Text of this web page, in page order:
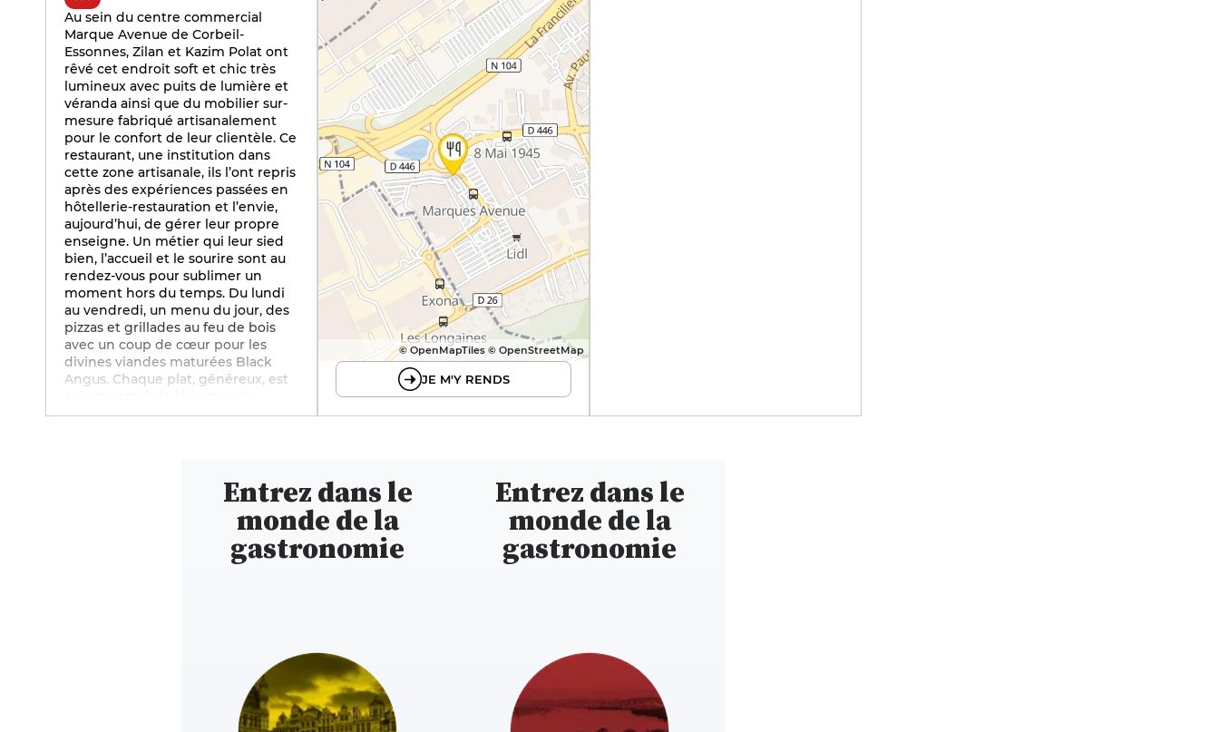
Au sein du centre commercial
Marque Avenue de Corbeil-
Essonnes, Zilan et Kazim Polat ont
rêvé cet endroit soft et chic très
lumineux avec puits de lumière et
véranda ainsi que du mobilier sur-
mesure fabriqué artisanalement
pour le confort de leur clientèle. Ce
restaurant, une institution dans
cette zone artisanale, ils l’ont repris
après des expériences passées en
hôtellerie-restauration et l’envie,
aujourd’hui, de gérer leur propre
enseigne. Un métier qui leur sied
bien, l’accueil et le sourire sont au
rendez-vous pour sublimer un
moment hors du temps. Du lundi
au vendredi, un menu du jour, des
pizzas et grillades au feu de bois
avec un coup de cœur pour les
divines viandes maturées Black
Angus. Chaque plat, généreux, est
saison, de frites maison, de riz ou
parking gratuit. La véranda, fleurie
avec goût, vous transporte loin du
tumulte de la ville pour une pause
zen et paisible. Un établissement à
suivre sur les réseaux sociaux :
Instagram (@lebalthazar91).
© OpenMapTiles © OpenStreetMap
JE M'Y RENDS
Entrez dans le
monde de la
gastronomie
Entrez dans le
monde de la
gastronomie